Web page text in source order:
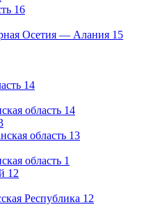
16
Осетия — Алания 15
14
область 14
область 13
область 1
12
Республика 12